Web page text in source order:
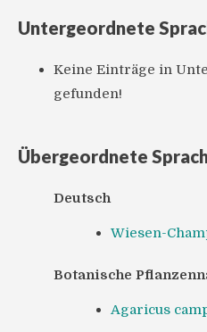
Untergeordnete
Keine Einträge in
gefunden!
Übergeordnete
Deutsch
Wiesen-
Botanische
Agaricus